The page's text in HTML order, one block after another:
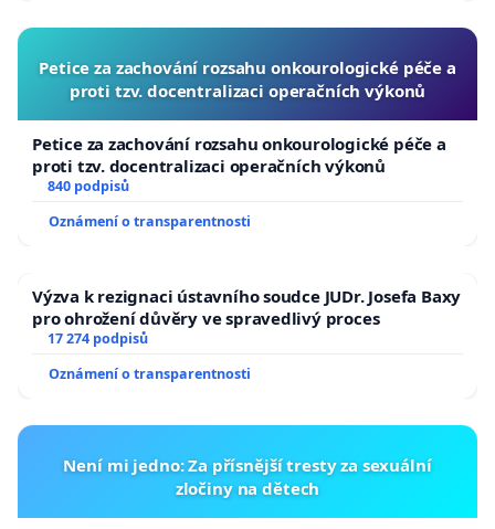
Petice za zachování rozsahu onkourologické péče a
proti tzv. docentralizaci operačních výkonů
Petice za zachování rozsahu onkourologické péče a
proti tzv. docentralizaci operačních výkonů
840 podpisů
Oznámení o transparentnosti
Výzva k rezignaci ústavního soudce JUDr. Josefa Baxy
pro ohrožení důvěry ve spravedlivý proces
17 274 podpisů
Oznámení o transparentnosti
Není mi jedno: Za přísnější tresty za sexuální
zločiny na dětech